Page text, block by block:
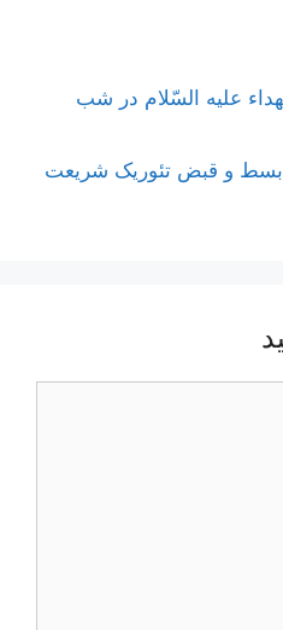
عليه‌ السّلام‌ در شب‌
بسط و قبض تئوریک شریعت